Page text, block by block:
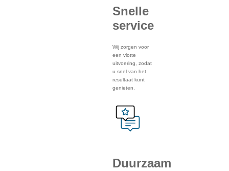
Snelle
service
Wij zorgen voor
een vlotte
uitvoering, zodat
u snel van het
resultaat kunt
genieten.
Duurzaam